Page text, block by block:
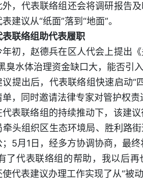
外，代表联络组还会将调研报告
建议从“纸面”落到“地面”。
表联络组助代表履职
年初，赵德兵在区人代会上提出
臭水体治理资金缺口大，能否引
议提出后，代表联络组快速启动“
单，同时邀请法律专家对管护权
代表联络组的持续推动下，该建
牵头组织区生态环境局、胜利路
；5月1日，经多方协调协商，最
了代表联络组的帮助，我以后
使代表建议办理工作实现了从“被